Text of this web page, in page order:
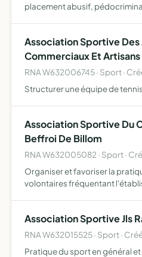
placement abusif,
Association Sportive
Commerciaux Et Artisans
RNA W632006745 · Sport ·
Structurer une équipe de
Association Sportive Du
Beffroi De Billom
RNA W632005082 · Sport ·
Organiser et favoriser la
volontaires fréquentant
Association Sportive Jls
RNA W632015525 · Sport ·
Pratique du sport en général